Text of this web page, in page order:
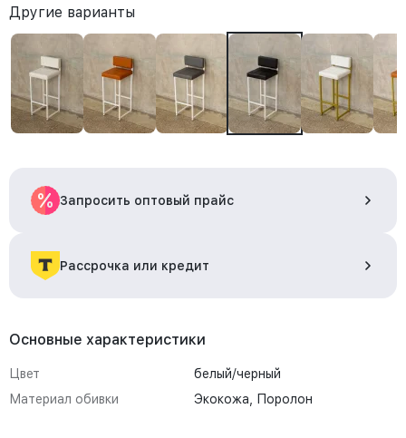
Другие варианты
Запросить оптовый прайс
Рассрочка или кредит
Основные характеристики
Цвет
белый/черный
Материал обивки
Экокожа, Поролон